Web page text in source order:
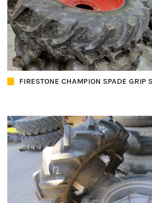
FIRESTONE CHAMPION SPADE GRIP